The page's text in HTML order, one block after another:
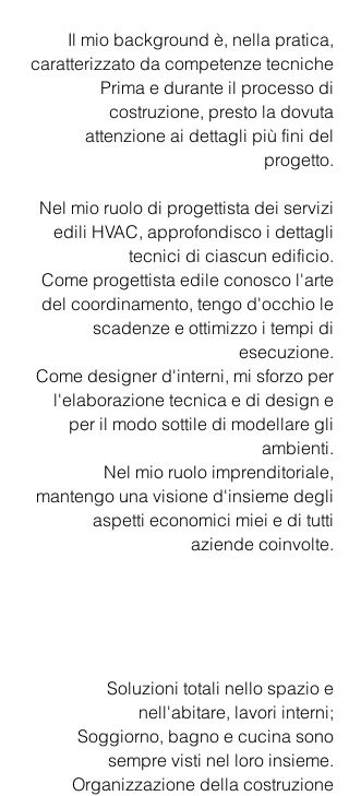
Il mio background è, nella pratica,
caratterizzato da competenze tecniche
Prima e durante il processo di
costruzione, presto la dovuta
attenzione ai dettagli più fini del
progetto.
Nel mio ruolo di progettista dei servizi
edili HVAC, approfondisco i dettagli
tecnici di ciascun edificio.
Come progettista edile conosco l'arte
del coordinamento, tengo d'occhio le
scadenze e ottimizzo i tempi di
esecuzione.
Come designer d'interni, mi sforzo per
l'elaborazione tecnica e di design e
per il modo sottile di modellare gli
ambienti.
Nel mio ruolo imprenditoriale,
mantengo una visione d'insieme degli
aspetti economici miei e di tutti
aziende coinvolte.
Soluzioni totali nello spazio e
nell'abitare, lavori interni;
Soggiorno, bagno e cucina sono
sempre visti nel loro insieme.
Organizzazione della costruzione